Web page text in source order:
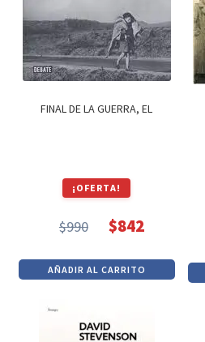
FINAL DE LA GUERRA, EL
¡OFERTA!
$990
precio
original
$990.
$842
precio
actual
$842.
AÑADIR AL CARRITO